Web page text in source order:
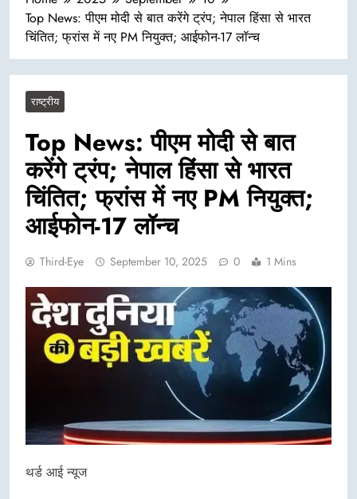
Top News: पीएम मोदी से बात करेंगे ट्रंप; नेपाल हिंसा से भारत
चिंतित; फ्रांस में नए PM नियुक्त; आईफोन-17 लॉन्च
राष्ट्रीय
Top News: पीएम मोदी से बात
करेंगे ट्रंप; नेपाल हिंसा से भारत
चिंतित; फ्रांस में नए PM नियुक्त;
आईफोन-17 लॉन्च
Third-Eye September 10, 2025 0 1 Mins
थर्ड आई न्यूज